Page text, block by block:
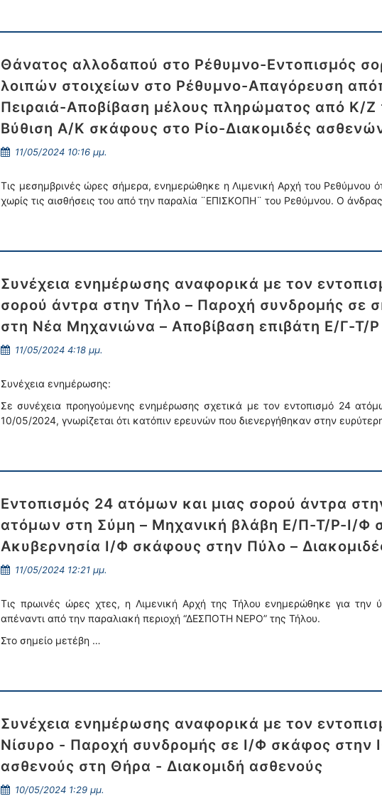
Θάνατος αλλοδαπού στο Ρέθυμνο-Εντοπισμός
λοιπών στοιχείων στο Ρέθυμνο-Απαγόρευση
Πειραιά-Αποβίβαση μέλους πληρώματος από Κ/Ζ
Βύθιση Α/Κ σκάφους στο Ρίο-Διακομιδές
11/05/2024 10:16 μμ.
Τις μεσημβρινές ώρες σήμερα, ενημερώθηκε η Λιμενική Αρχή του Ρεθύμνου
χωρίς τις αισθήσεις του από την παραλία ¨ΕΠΙΣΚΟΠΗ¨ του Ρεθύμνου. Ο
Συνέχεια ενημέρωσης αναφορικά με τον
σορού άντρα στην Τήλο – Παροχή συνδρομής σε
στη Νέα Μηχανιώνα – Αποβίβαση επιβάτη Ε/Γ-Τ/
11/05/2024 4:18 μμ.
Συνέχεια ενημέρωσης:
Σε συνέχεια προηγούμενης ενημέρωσης σχετικά με τον εντοπισμό 24
10/05/2024, γνωρίζεται ότι κατόπιν ερευνών που διενεργήθηκαν στην
Εντοπισμός 24 ατόμων και μιας σορού άντρα
ατόμων στη Σύμη – Μηχανική βλάβη Ε/Π-Τ/Ρ-Ι/Φ
Ακυβερνησία Ι/Φ σκάφους στην Πύλο –
11/05/2024 12:21 μμ.
Τις πρωινές ώρες χτες, η Λιμενική Αρχή της Τήλου ενημερώθηκε για
απέναντι από την παραλιακή περιοχή “ΔΕΣΠΟΤΗ ΝΕΡΟ” της Τήλου.
Στο σημείο μετέβη …
Συνέχεια ενημέρωσης αναφορικά με τον
Νίσυρο - Παροχή συνδρομής σε Ι/Φ σκάφος στην
ασθενούς στη Θήρα - Διακομιδή ασθενούς
10/05/2024 1:29 μμ.